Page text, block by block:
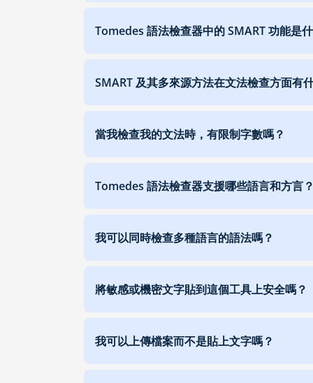
Tomedes 語法檢查器中的 SMART 功能是
SMART 及其多來源方法在文法檢查方面有
當我檢查我的文法時，有限制字數嗎？
Tomedes 語法檢查器支援哪些語言和方言？
我可以同時檢查多種語言的語法嗎？
將敏感或機密文字貼到這個工具上安全嗎？
我可以上傳檔案而不是貼上文字嗎？